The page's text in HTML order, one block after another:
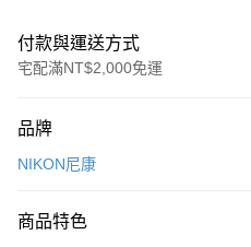
付款與運送方式
宅配滿NT$2,000免運
信用卡一次付款
Apple Pay
品牌
NIKON尼康
商品特色